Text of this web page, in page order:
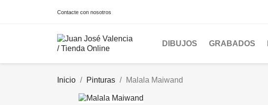
Contacte con nosotros
DIBUJOS GRABADOS
Inicio Pinturas Malala Maiwand